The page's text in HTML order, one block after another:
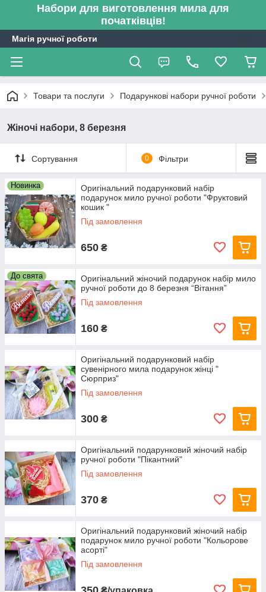
Набори для виготовлення мила для
початківців!
Магія ручної роботи
Товари та послуги Подарункові набори ручної роботи
Жіночі набори, 8 березня
Сортування 0 Фільтри
Новинка
Оригінальний подарунковий набір
подарунок мило ручної роботи "Фруктовий
кошик "
Під замовлення
650 ₴
До свята
Оригінальний жіночий подарунок набір мило
ручної роботи до 8 березня “Вітання”
Під замовлення
160 ₴
Оригінальний подарунковий набір
сувенірного мила подарунок жінці "
Сюрприз"
Під замовлення
300 ₴
Оригінальний подарунковий жіночий набір
ручної роботи "Пікантний"
Під замовлення
370 ₴
Оригінальний подарунковий жіночий набір
подарунок мило ручної роботи "Кольорове
асорті"
Під замовлення